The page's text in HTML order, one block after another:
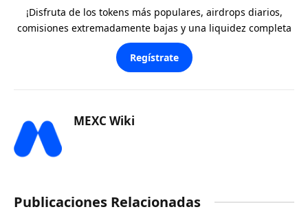
¡Disfruta de los tokens más populares, airdrops diarios,
comisiones extremadamente bajas y una liquidez completa
Regístrate
MEXC Wiki
Publicaciones Relacionadas